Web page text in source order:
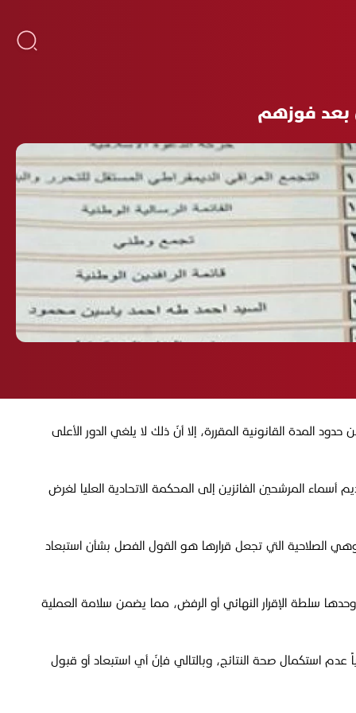
بعد فوزهم
المدة القانونية المقررة، إلا أنّ ذلك لا يلغي الدور الأعلى
المرشحين الفائزين إلى المحكمة الاتحادية العليا لغرض
العامة، وهي الصلاحية التي تجعل قرارها هو القول الفصل بشأن استبعاد
سلطة الإقرار النهائي أو الرفض، مما يضمن سلامة العملية
استكمال صحة النتائج، وبالتالي فإنّ أي استبعاد أو قبول